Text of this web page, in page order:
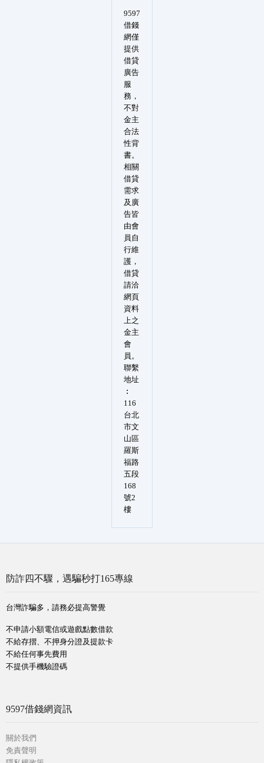
9597
借錢
網僅
提供
借貸
廣告
服
務，
不對
金主
合法
性背
書。
相關
借貸
需求
及廣
告皆
由會
員自
行維
護，
借貸
請洽
網頁
資料
上之
金主
會
員。
聯繫
地址
︰
116
台北
市文
山區
羅斯
福路
五段
168
號2
樓
防詐四不驟，遇騙秒打165專線
台灣詐騙多，請務必提高警覺
不申請小額電信或遊戲點數借款
不給存摺、不押身分證及提款卡
不給任何事先費用
不提供手機驗證碼
9597借錢網資訊
關於我們
免責聲明